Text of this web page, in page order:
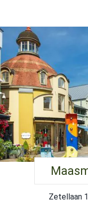
Zetellaan